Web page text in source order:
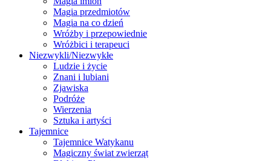
Magia przedmiotów
Magia na co dzień
Wróżby i przepowiednie
Wróżbici i terapeuci
Niezwykli/Niezwykłe
Ludzie i życie
Znani i lubiani
Zjawiska
Podróże
Wierzenia
Sztuka i artyści
Tajemnice
Tajemnice Watykanu
Magiczny świat zwierząt